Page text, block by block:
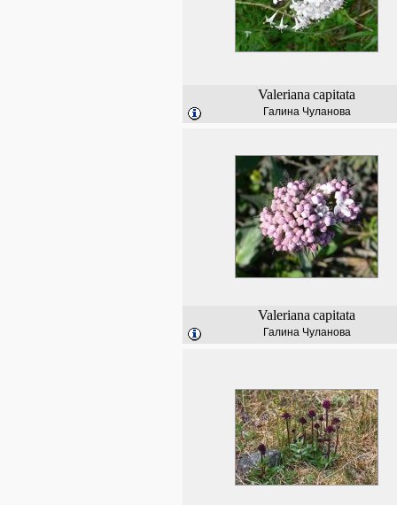
Valeriana capitata
Галина Чуланова
Valeriana capitata
Галина Чуланова